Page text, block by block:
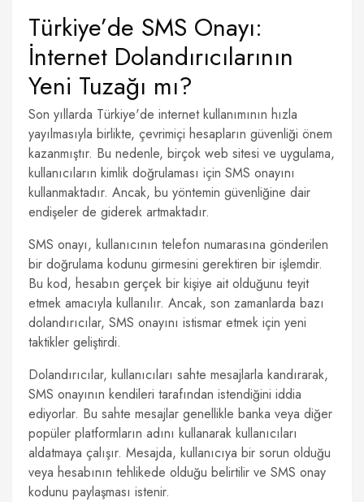
Türkiye’de SMS Onayı:
İnternet Dolandırıcılarının
Yeni Tuzağı mı?
Son yıllarda Türkiye'de internet kullanımının hızla
yayılmasıyla birlikte, çevrimiçi hesapların güvenliği önem
kazanmıştır. Bu nedenle, birçok web sitesi ve uygulama,
kullanıcıların kimlik doğrulaması için SMS onayını
kullanmaktadır. Ancak, bu yöntemin güvenliğine dair
endişeler de giderek artmaktadır.
SMS onayı, kullanıcının telefon numarasına gönderilen
bir doğrulama kodunu girmesini gerektiren bir işlemdir.
Bu kod, hesabın gerçek bir kişiye ait olduğunu teyit
etmek amacıyla kullanılır. Ancak, son zamanlarda bazı
dolandırıcılar, SMS onayını istismar etmek için yeni
taktikler geliştirdi.
Dolandırıcılar, kullanıcıları sahte mesajlarla kandırarak,
SMS onayının kendileri tarafından istendiğini iddia
ediyorlar. Bu sahte mesajlar genellikle banka veya diğer
popüler platformların adını kullanarak kullanıcıları
aldatmaya çalışır. Mesajda, kullanıcıya bir sorun olduğu
veya hesabının tehlikede olduğu belirtilir ve SMS onay
kodunu paylaşması istenir.